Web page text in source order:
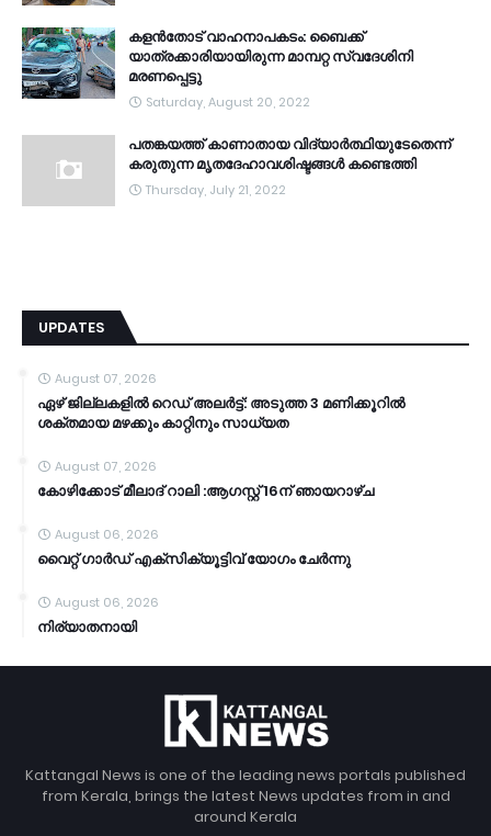
കളൻതോട് വാഹനാപകടം: ബൈക്ക്
യാത്രക്കാരിയായിരുന്ന മാമ്പറ്റ സ്വദേശിനി
മരണപ്പെട്ടു
Saturday, August 20, 2022
പതങ്കയത്ത് കാണാതായ വിദ്യാർത്ഥിയുടേതെന്ന്
കരുതുന്ന മൃതദേഹാവശിഷ്ടങ്ങൾ കണ്ടെത്തി
Thursday, July 21, 2022
UPDATES
August 07, 2026
ഏഴ് ജില്ലകളില്‍ റെഡ് അലര്‍ട്ട്: അടുത്ത 3 മണിക്കൂറിൽ
ശക്തമായ മഴക്കും കാറ്റിനും സാധ്യത
August 07, 2026
കോഴിക്കോട് മീലാദ് റാലി :ആഗസ്റ്റ് 16ന് ഞായറാഴ്ച
August 06, 2026
വൈറ്റ് ഗാർഡ് എക്സിക്യൂട്ടിവ് യോഗം ചേർന്നു
August 06, 2026
നിര്യാതനായി
Kattangal News is one of the leading news portals published
from Kerala, brings the latest News updates from in and
around Kerala